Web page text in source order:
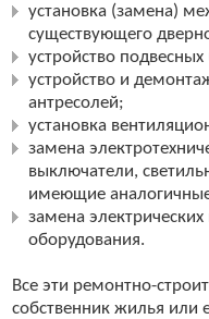
установка (замена)
существующего
устройство
устройство и
антресолей;
установка
замена
выключатели,
имеющие аналогичные
замена
оборудования.
Все эти ремонтно-
собственник жилья или